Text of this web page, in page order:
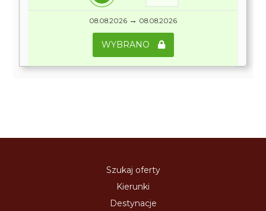
08.08.2026 → 08.08.2026
WYBRANO
Szukaj oferty
Kierunki
Destynacje